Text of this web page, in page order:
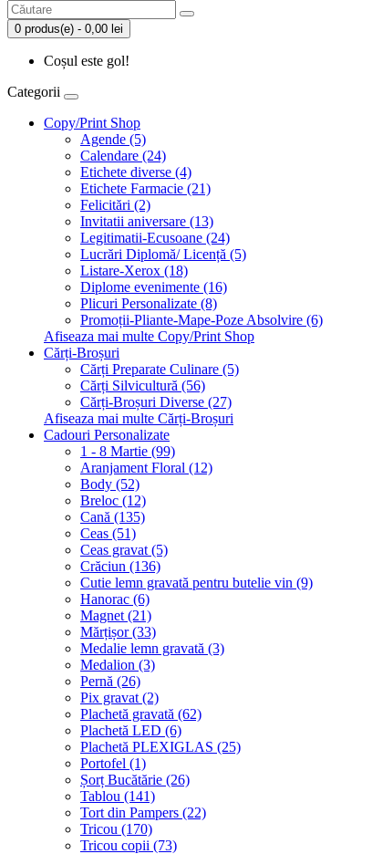
0 produs(e) - 0,00 lei
Coșul este gol!
Categorii
Copy/Print Shop
Agende (5)
Calendare (24)
Etichete diverse (4)
Etichete Farmacie (21)
Felicitări (2)
Invitatii aniversare (13)
Legitimatii-Ecusoane (24)
Lucrări Diplomă/ Licență (5)
Listare-Xerox (18)
Diplome evenimente (16)
Plicuri Personalizate (8)
Promoții-Pliante-Mape-Poze Absolvire (6)
Afiseaza mai multe Copy/Print Shop
Cărți-Broșuri
Cărți Preparate Culinare (5)
Cărți Silvicultură (56)
Cărți-Broșuri Diverse (27)
Afiseaza mai multe Cărți-Broșuri
Cadouri Personalizate
1 - 8 Martie (99)
Aranjament Floral (12)
Body (52)
Breloc (12)
Cană (135)
Ceas (51)
Ceas gravat (5)
Crăciun (136)
Cutie lemn gravată pentru butelie vin (9)
Hanorac (6)
Magnet (21)
Mărțișor (33)
Medalie lemn gravată (3)
Medalion (3)
Pernă (26)
Pix gravat (2)
Plachetă gravată (62)
Plachetă LED (6)
Plachetă PLEXIGLAS (25)
Portofel (1)
Șorț Bucătărie (26)
Tablou (141)
Tort din Pampers (22)
Tricou (170)
Tricou copii (73)